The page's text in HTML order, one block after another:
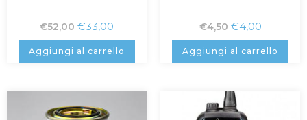
€52,00 €33,00
Aggiungi al carrello
€4,50 €4,00
Aggiungi al carrello